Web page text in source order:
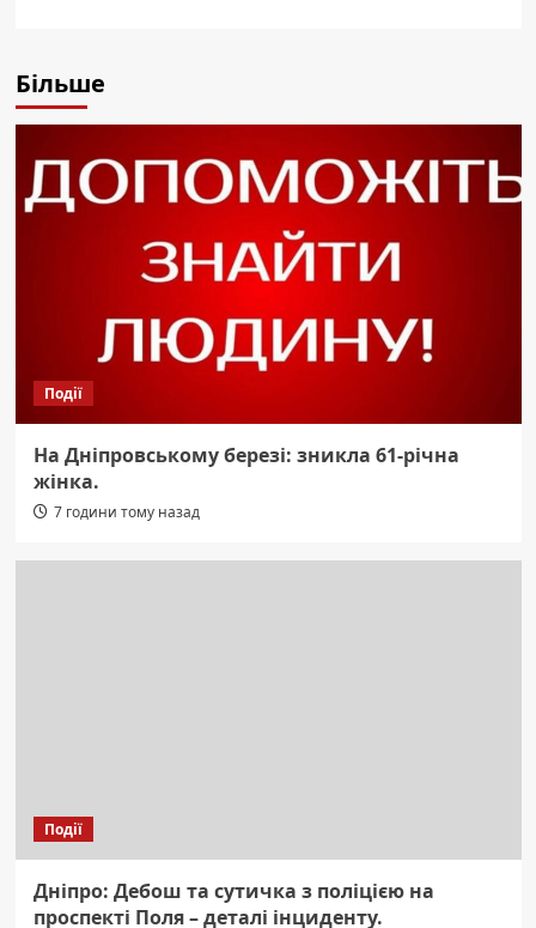
Більше
Події
На Дніпровському березі: зникла 61-річна
жінка.
7 години тому назад
Події
Дніпро: Дебош та сутичка з поліцією на
проспекті Поля – деталі інциденту.